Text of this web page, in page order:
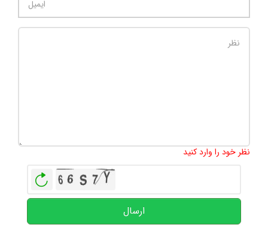
نظر خود را وارد کنید
ارسال